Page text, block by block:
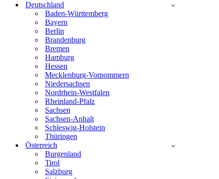
Deutschland
Baden-Württemberg
Bayern
Berlin
Brandenburg
Bremen
Hamburg
Hessen
Mecklenburg-Vorpommern
Niedersachsen
Nordrhein-Westfalen
Rheinland-Pfalz
Sachsen
Sachsen-Anhalt
Schleswig-Holstein
Thüringen
Österreich
Burgenland
Tirol
Salzburg